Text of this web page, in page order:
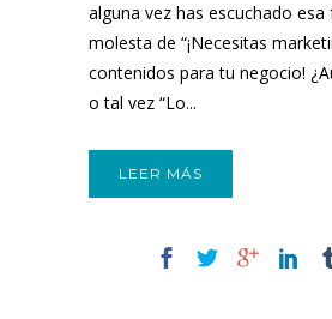
alguna vez has escuchado esa
molesta de “¡Necesitas
contenidos para tu negocio!
o tal vez “Lo...
LEER MÁS